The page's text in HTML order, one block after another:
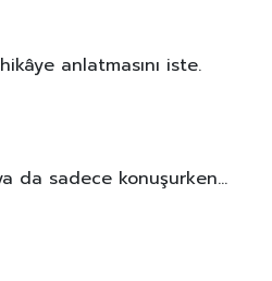
anlatmasını iste.
da sadece konuşurken…